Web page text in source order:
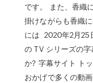
です。 また、香織
掛けながらも香織
には 2020年2月25
の TV シリーズの
か? 字幕サイト ト
おかげで多くの動